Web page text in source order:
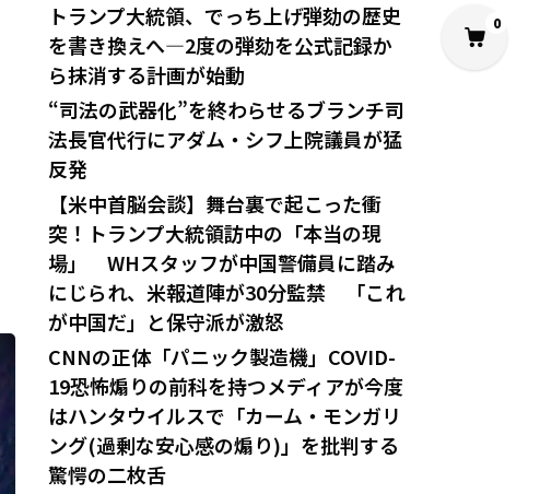
トランプ大統領、でっち上げ弾劾の歴史
を書き換えへ—2度の弾劾を公式記録か
ら抹消する計画が始動
“司法の武器化”を終わらせるブランチ司
法長官代行にアダム・シフ上院議員が猛
反発
【米中首脳会談】舞台裏で起こった衝
突！トランプ大統領訪中の「本当の現
場」 WHスタッフが中国警備員に踏み
にじられ、米報道陣が30分監禁 「これ
が中国だ」と保守派が激怒
CNNの正体「パニック製造機」COVID-
19恐怖煽りの前科を持つメディアが今度
はハンタウイルスで「カーム・モンガリ
ング(過剰な安心感の煽り)」を批判する
驚愕の二枚舌
0